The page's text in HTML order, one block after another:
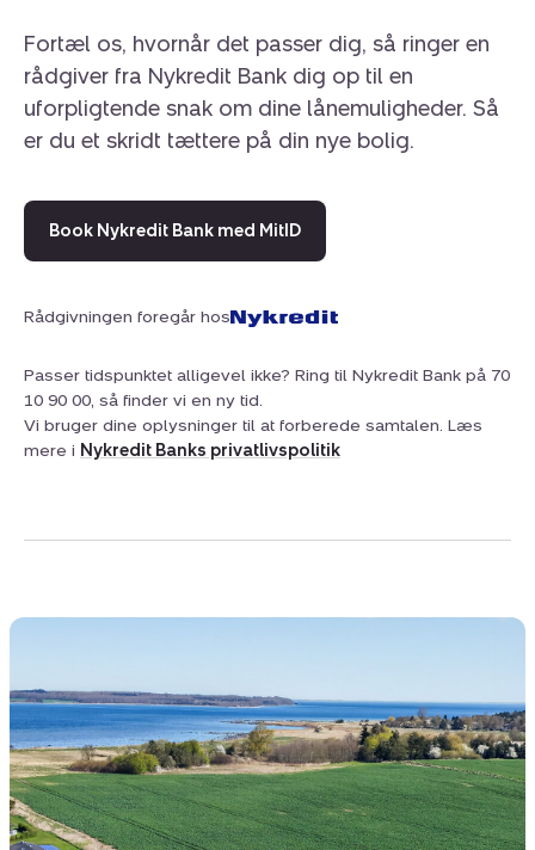
Fortæl os, hvornår det passer dig, så ringer en
rådgiver fra Nykredit Bank dig op til en
uforpligtende snak om dine lånemuligheder. Så
er du et skridt tættere på din nye bolig.
Book Nykredit Bank med MitID
Rådgivningen foregår hos
Passer tidspunktet alligevel ikke? Ring til Nykredit Bank på 70
10 90 00, så finder vi en ny tid.
Vi bruger dine oplysninger til at forberede samtalen. Læs
mere i Nykredit Banks privatlivspolitik